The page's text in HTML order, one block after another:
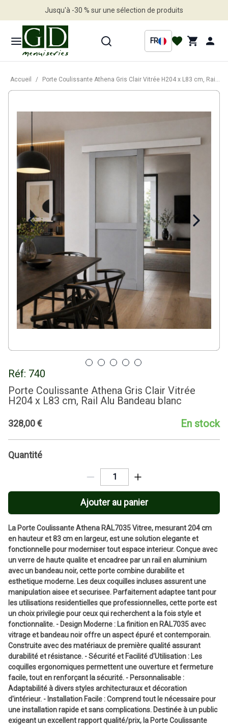
Jusqu'à -30 % sur une sélection de produits
FR
Accueil / Porte Coulissante Athena Gris Clair Vitrée H204 x L83 cm, Rail Alu Bandeau blanc
Réf: 740
Porte Coulissante Athena Gris Clair Vitrée
H204 x L83 cm, Rail Alu Bandeau blanc
328,00€ En stock
Quantité
Ajouter au panier
La Porte Coulissante Athena RAL7035 Vitree, mesurant 204 cm
en hauteur et 83 cm en largeur, est une solution elegante et
fonctionnelle pour moderniser tout espace interieur. Conçue avec
un verre de haute qualite et encadree par un rail en aluminium
avec un bandeau noir, cette porte combine durabilite et
esthetique moderne. Les deux coquilles incluses assurent une
manipulation aisee et securisee. Parfaitement adaptee tant pour
les utilisations residentielles que professionnelles, cette porte est
un choix privilegie pour ceux qui recherchent a la fois style et
fonctionnalite. - Design Moderne : La finition en RAL7035 avec
vitrage et bandeau noir offre un aspect épuré et contemporain.
Construite avec des matériaux de première qualité assurant
durabilité et résistance. - Sécurité et Facilité d'Utilisation : Les
coquilles ergonomiques permettent une ouverture et fermeture
facile, tout en renforçant la sécurité. - Personnalisable :
Adaptabilité à divers styles architecturaux et décoration
d'intérieur. - Installation Facile : Comprend tout le nécessaire pour
une installation rapide et sans complications. Destinée à un public
exigeant un excellent rapport qualité/prix, la Porte Coulissante